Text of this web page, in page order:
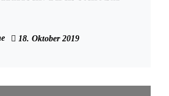
18. Oktober 2019